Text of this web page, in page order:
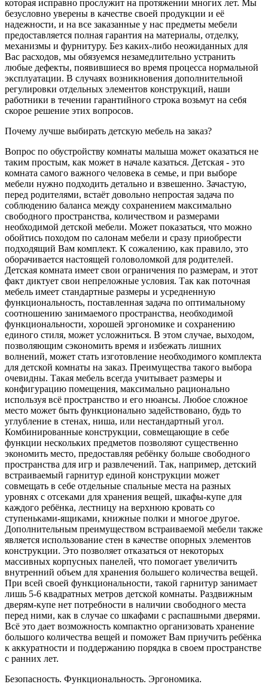
которая исправно прослужит на протяжении многих лет. Мы
безусловно уверены в качестве своей продукции и её
надежности, и на все заказанные у нас предметы мебели
предоставляется полная гарантия на материалы, отделку,
механизмы и фурнитуру. Без каких-либо неожиданных для
Вас расходов, мы обязуемся незамедлительно устранить
любые дефекты, появившиеся во время процесса нормальной
эксплуатации. В случаях возникновения дополнительной
регулировки отдельных элементов конструкций, наши
работники в течении гарантийного строка возьмут на себя
скорое решение этих вопросов.
Почему лучше выбирать детскую мебель на заказ?
Вопрос по обустройству комнаты малыша может оказаться не
таким простым, как может в начале казаться. Детская - это
комната самого важного человека в семье, и при выборе
мебели нужно подходить детально и взвешенно. Зачастую,
перед родителями, встаёт довольно непростая задача по
соблюдению баланса между сохранением максимально
свободного пространства, количеством и размерами
необходимой детской мебели. Может показаться, что можно
обойтись походом по салонам мебели и сразу приобрести
подходящий Вам комплект. К сожалению, как правило, это
оборачивается настоящей головоломкой для родителей.
Детская комната имеет свои ограничения по размерам, и этот
факт диктует свои непреложные условия. Так как поточная
мебель имеет стандартные размеры и усредненную
функциональность, поставленная задача по оптимальному
соотношению занимаемого пространства, необходимой
функциональности, хорошей эргономике и сохранению
единого стиля, может усложниться. В этом случае, выходом,
позволяющим сэкономить время и избежать лишних
волнений, может стать изготовление необходимого комплекта
для детской комнаты на заказ. Преимущества такого выбора
очевидны. Такая мебель всегда учитывает размеры и
конфигурацию помещения, максимально рационально
используя всё пространство и его нюансы. Любое сложное
место может быть функционально задействовано, будь то
углубление в стенах, ниша, или нестандартный угол.
Комбинированные конструкции, совмещающие в себе
функции нескольких предметов позволяют существенно
экономить место, предоставляя ребёнку больше свободного
пространства для игр и развлечений. Так, например, детский
встраиваемый гарнитур единой конструкции может
совмещать в себе отдельные спальные места на разных
уровнях с отсеками для хранения вещей, шкафы-купе для
каждого ребёнка, лестницу на верхнюю кровать со
ступеньками-ящиками, книжные полки и многое другое.
Дополнительным преимуществом встраиваемой мебели также
является использование стен в качестве опорных элементов
конструкции. Это позволяет отказаться от некоторых
массивных корпусных панелей, что помогает увеличить
внутренний объем для хранения большего количества вещей.
При всей своей функциональности, такой гарнитур занимает
лишь 5-6 квадратных метров детской комнаты. Раздвижным
дверям-купе нет потребности в наличии свободного места
перед ними, как в случае со шкафами с распашными дверями.
Всё это дает возможность компактно организовать хранение
большого количества вещей и поможет Вам приучить ребёнка
к аккуратности и поддержанию порядка в своем пространстве
с ранних лет.
Безопасность. Функциональность. Эргономика.